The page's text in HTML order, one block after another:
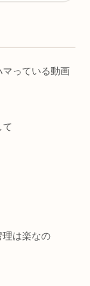
っている動画
は楽なの